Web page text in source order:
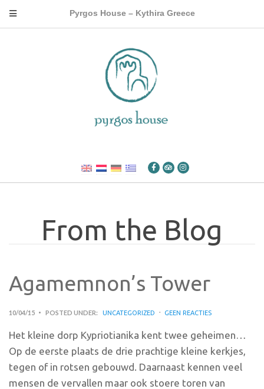
Pyrgos House – Kythira Greece
From the Blog
Agamemnon’s Tower
10/04/15 POSTED UNDER: UNCATEGORIZED GEEN REACTIES
Het kleine dorp Kypriotianika kent twee geheimen…
Op de eerste plaats de drie prachtige kleine kerkjes,
tegen of in rotsen gebouwd. Daarnaast kennen veel
mensen de vervallen maar ook stoere toren van